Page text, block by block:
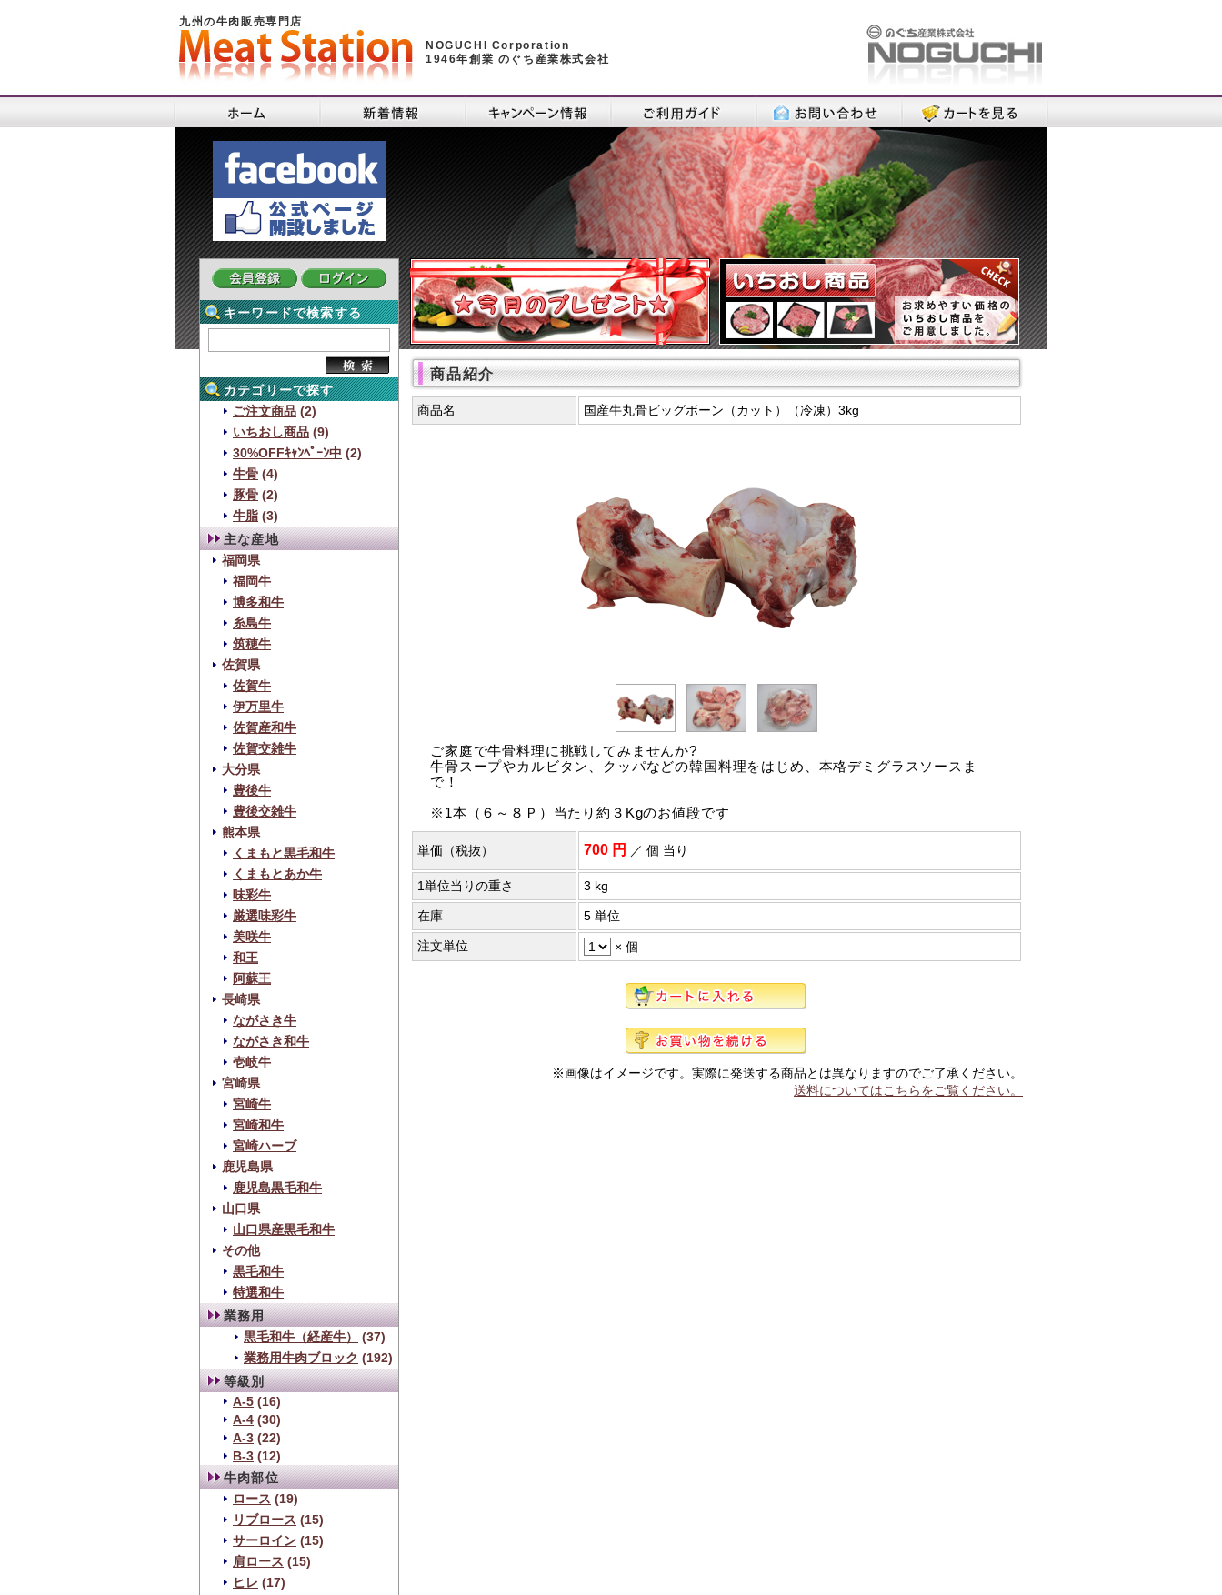
九州の牛肉販売専門店
NOGUCHI Corporation
1946年創業 のぐち産業株式会社
キーワードで検索する
カテゴリーで探す
ご注文商品 (2)
いちおし商品 (9)
30%OFFｷｬﾝﾍﾟｰﾝ中 (2)
牛骨 (4)
豚骨 (2)
牛脂 (3)
主な産地
福岡県
福岡牛
博多和牛
糸島牛
筑穂牛
佐賀県
佐賀牛
伊万里牛
佐賀産和牛
佐賀交雑牛
大分県
豊後牛
豊後交雑牛
熊本県
くまもと黒毛和牛
くまもとあか牛
味彩牛
厳選味彩牛
美咲牛
和王
阿蘇王
長崎県
ながさき牛
ながさき和牛
壱岐牛
宮崎県
宮崎牛
宮崎和牛
宮崎ハーブ
鹿児島県
鹿児島黒毛和牛
山口県
山口県産黒毛和牛
その他
黒毛和牛
特選和牛
業務用
黒毛和牛（経産牛）
(37)
業務用牛肉ブロック (192)
等級別
A-5 (16)
A-4 (30)
A-3 (22)
B-3 (12)
牛肉部位
ロース (19)
リブロース (15)
サーロイン (15)
肩ロース (15)
ヒレ (17)
商品紹介
商品名 国産牛丸骨ビッグボーン（カット）（冷凍）3kg
ご家庭で牛骨料理に挑戦してみませんか?
牛骨スープやカルビタン、クッパなどの韓国料理をはじめ、本格デミグラスソースま
で！
※1本（６～８Ｐ）当たり約３Kgのお値段です
単価（税抜） 700 円 ／ 個 当り
1単位当りの重さ 3 kg
在庫 5 単位
注文単位 × 個
※画像はイメージです。実際に発送する商品とは異なりますのでご了承ください。
送料についてはこちらをご覧ください。